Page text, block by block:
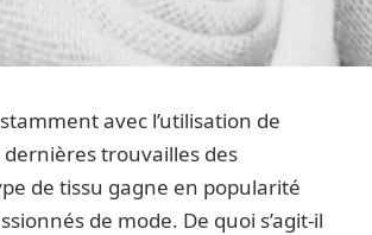
avec l’utilisation de
trouvailles des
de tissu gagne en popularité
de mode. De quoi s’agit-il